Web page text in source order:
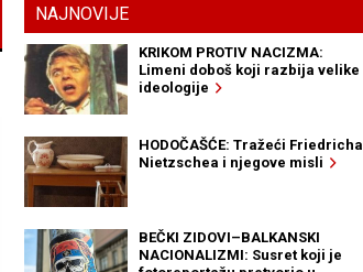
NAJNOVIJE
KRIKOM PROTIV NACIZMA:
Limeni doboš koji razbija velike
ideologije
HODOČAŠĆE: Tražeći Friedricha
Nietzschea i njegove misli
BEČKI ZIDOVI–BALKANSKI
NACIONALIZMI: Susret koji je